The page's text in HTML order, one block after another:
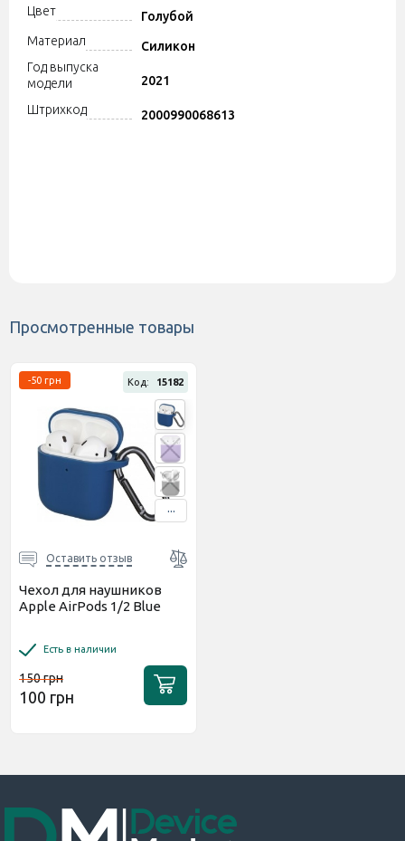
Цвет
Голубой
Материал
Силикон
Год выпуска
модели
2021
Штрихкод
2000990068613
Просмотренные товары
...
Код: 15182
-50 грн
Оставить отзыв
Чехол для наушников
Apple AirPods 1/2 Blue
Есть в наличии
150 грн
100 грн